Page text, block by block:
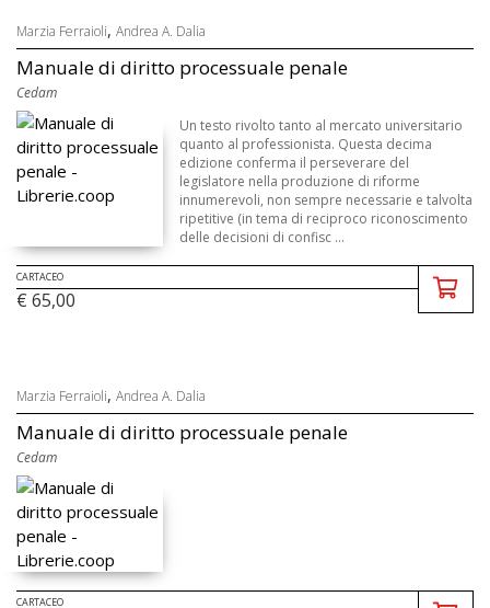
Marzia Ferraioli, Andrea A. Dalia
Manuale di diritto processuale penale
Cedam
Un testo rivolto tanto al mercato universitario
quanto al professionista. Questa decima
edizione conferma il perseverare del
legislatore nella produzione di riforme
innumerevoli, non sempre necessarie e talvolta
ripetitive (in tema di reciproco riconoscimento
delle decisioni di confisc ...
CARTACEO
€ 65,00
Marzia Ferraioli, Andrea A. Dalia
Manuale di diritto processuale penale
Cedam
CARTACEO